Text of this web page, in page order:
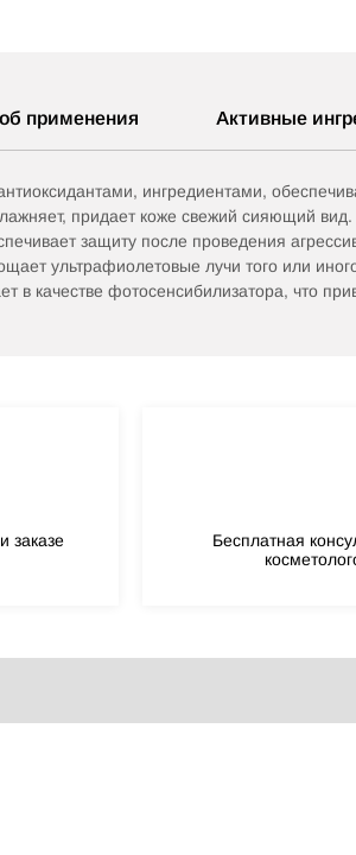
применения Активные
ингредиентами,
придает коже свежий сияющий
защиту после проведения
ультрафиолетовые лучи того или
в качестве фотосенсибилизатора, что
заказе
Бесплатная